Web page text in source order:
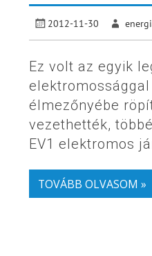
2012-11-30
Ez volt az egyik
élmezőnyébe
vezethették,
EV1 elektromos
TOVÁBB OLVASOM »